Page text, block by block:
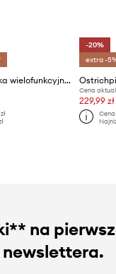
Ostrichpillow poduszka wielofunkcyjna Light
-20%
extra -
Cena
229,99 zł
na
newslettera.